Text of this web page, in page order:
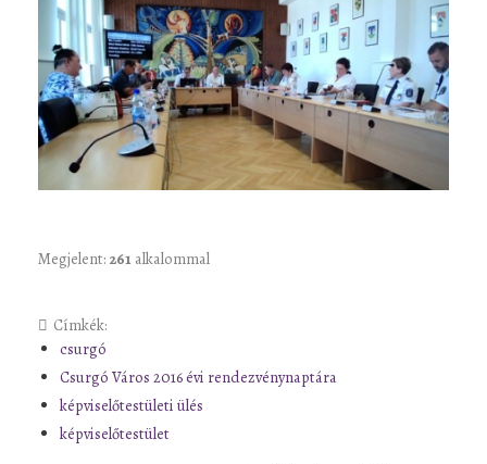
Megjelent: 261 alkalommal
Címkék:
csurgó
Csurgó Város 2016 évi rendezvénynaptára
képviselőtestületi ülés
képviselőtestület